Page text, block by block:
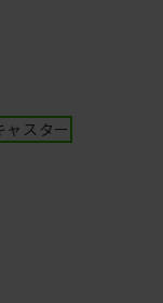
ャスター